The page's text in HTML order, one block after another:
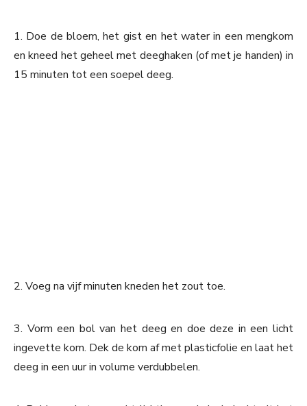
1. Doe de bloem, het gist en het water in een mengkom
en kneed het geheel met deeghaken (of met je handen) in
15 minuten tot een soepel deeg.
2. Voeg na vijf minuten kneden het zout toe.
3. Vorm een bol van het deeg en doe deze in een licht
ingevette kom. Dek de kom af met plasticfolie en laat het
deeg in een uur in volume verdubbelen.